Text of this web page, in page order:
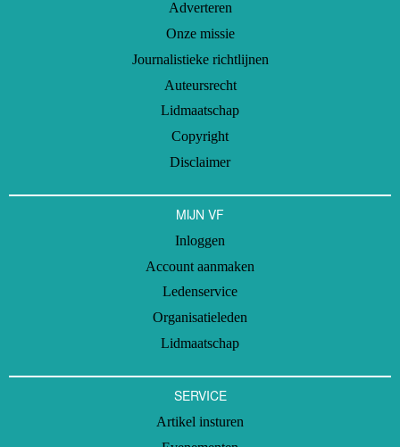
Adverteren
Onze missie
Journalistieke richtlijnen
Auteursrecht
Lidmaatschap
Copyright
Disclaimer
MIJN VF
Inloggen
Account aanmaken
Ledenservice
Organisatieleden
Lidmaatschap
SERVICE
Artikel insturen